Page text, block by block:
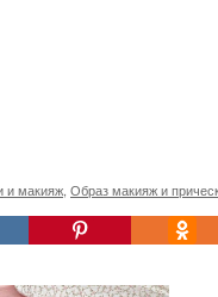
и макияж Образ макияж и